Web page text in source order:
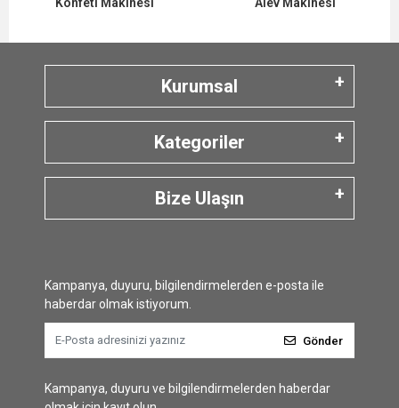
Kurumsal
Kategoriler
Bize Ulaşın
Kampanya, duyuru, bilgilendirmelerden e-posta ile
haberdar olmak istiyorum.
Gönder
Kampanya, duyuru ve bilgilendirmelerden haberdar